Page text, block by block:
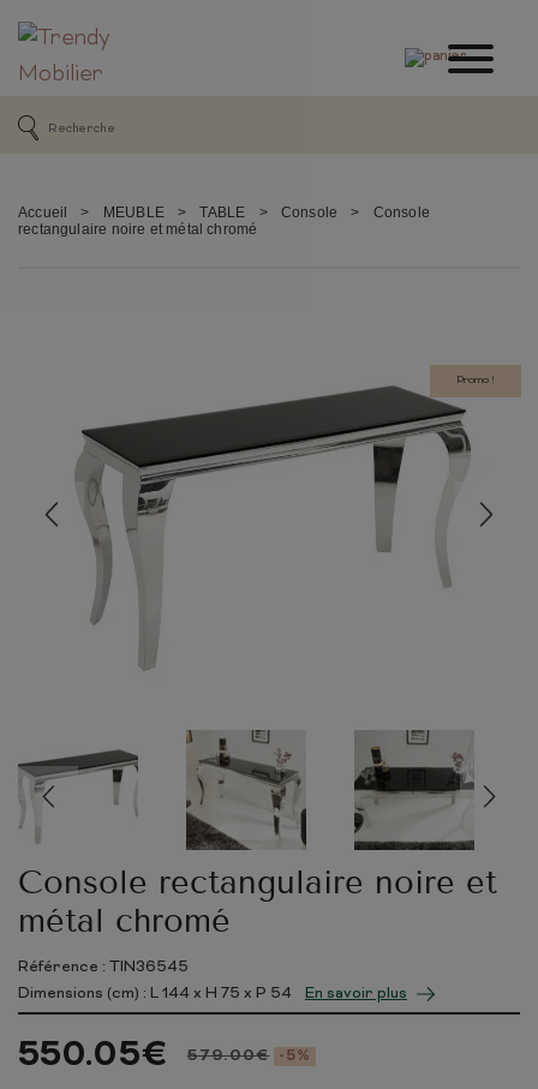
Accueil > MEUBLE > TABLE > Console >
Console
rectangulaire noire et métal chromé
Promo !
Console rectangulaire noire et
métal chromé
Référence : TIN36545
Dimensions (cm) : L144 x H 75 x P 54 En savoir plus
579.00€ -5%
550.05€